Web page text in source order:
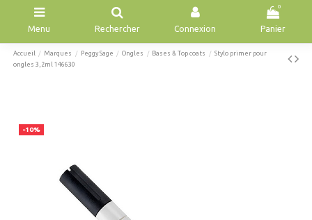
Menu Rechercher Connexion
0
Panier
Accueil Marques Peggy Sage Ongles Bases & Top coats
Stylo primer pour
ongles 3,2ml 146630
-10%